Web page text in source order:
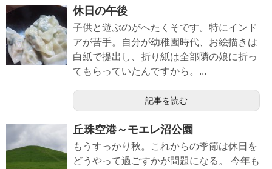
休日の午後
子供と遊ぶのがへたくそです。特にインド
アが苦手。自分が幼稚園時代、お絵描きは
白紙で提出し、折り紙は全部隣の娘に折っ
てもらっていたんですから。...
記事を読む
丘珠空港～モエレ沼公園
もうすっかり秋。これからの季節は休日を
どうやって過ごすかが問題になる。 今年も